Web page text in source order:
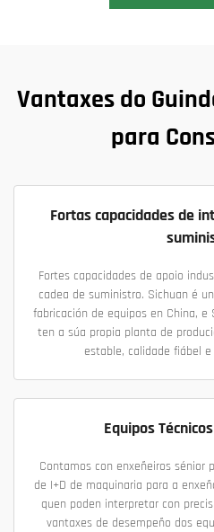
Vantaxes do
para
Fortas capacidades de
Fortes capacidades de apoio
cadea de suministro. Sichuan é
fabricación de equipos en China, e
ten a súa propia planta de
estable, calidade fiábel
Equipos
Contamos con enxeñeiros sénior
de I+D de maquinaria para a
quen poden interpretar con
vantaxes de desempeño dos